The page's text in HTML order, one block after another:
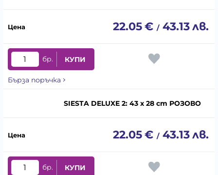
22.05€ / 43.13лв.
бр. КУПИ
Бърза поръчка
SIESTA DELUXE 2: 43 x 28 cm РОЗОВО
22.05€ / 43.13лв.
бр. КУПИ